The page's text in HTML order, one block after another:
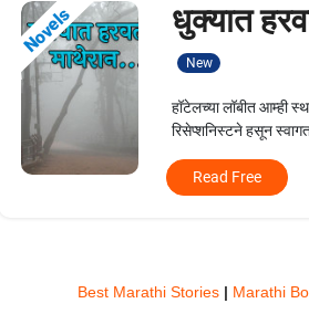
Novels धुक्यात
New
हॉटेलच्या लॉबीत आम्ही
रिसेप्शनिस्टने हसून
Read Free
Best Marathi Stories | Marathi